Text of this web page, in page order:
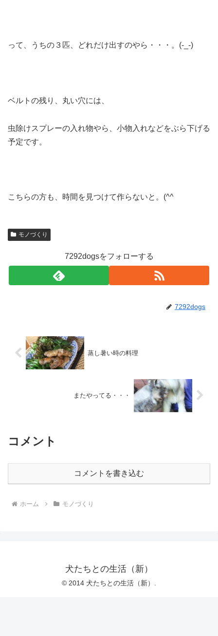
って、うちの３匹、どれだけ出すのやら・・・。(-_-)
ベルトの残り、丸い穴には、
虫除けスプレーの入れ物やら、小物入れなどをぶら下げる
予定です。
こちらの方も、時間を見つけて作らないと。(^^ゞ
モノづくり
7292dogsをフォローする
7292dogs
蒸し暑い時の料理
またやってる・・・
コメント
コメントを書き込む
ホーム モノづくり
犬たちとの生活（新）
© 2014 犬たちとの生活（新）.